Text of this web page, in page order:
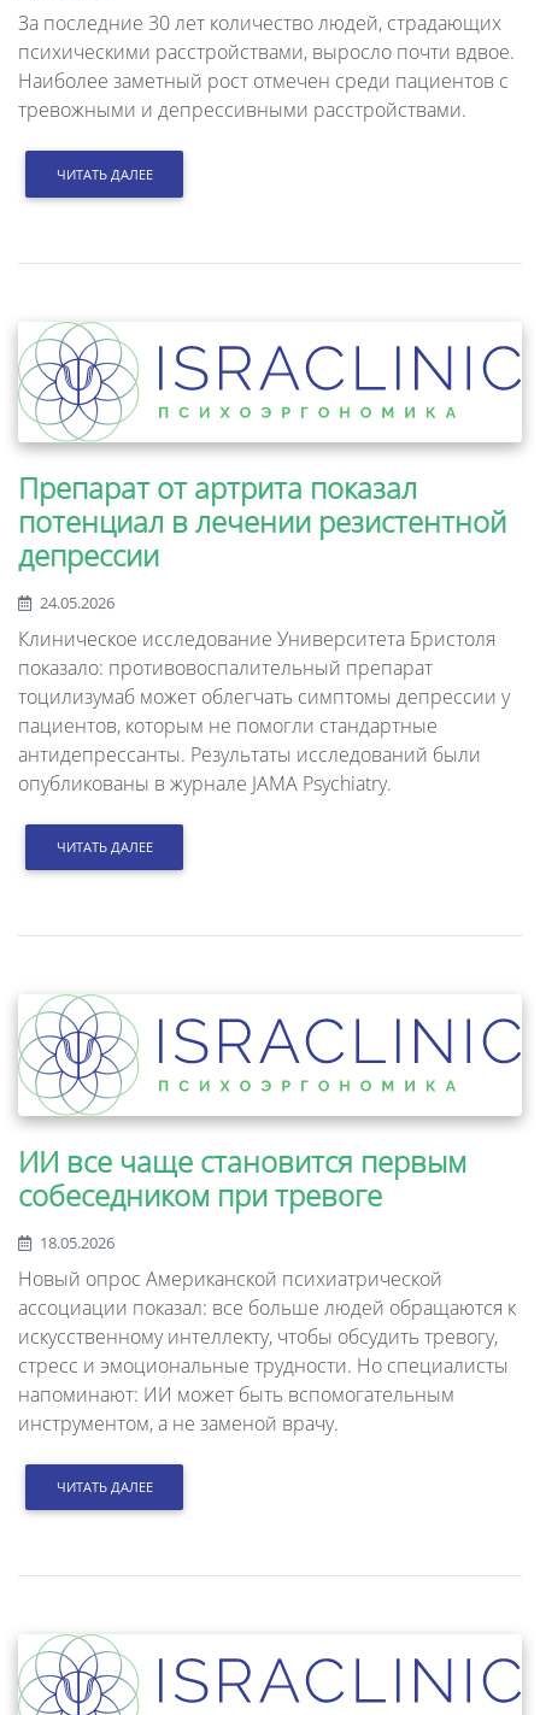
За последние 30 лет количество людей, страдающих
психическими расстройствами, выросло почти вдвое.
Наиболее заметный рост отмечен среди пациентов с
тревожными и депрессивными расстройствами.
ЧИТАТЬ ДАЛЕЕ
Препарат от артрита показал
потенциал в лечении резистентной
депрессии
24.05.2026
Клиническое исследование Университета Бристоля
показало: противовоспалительный препарат
тоцилизумаб может облегчать симптомы депрессии у
пациентов, которым не помогли стандартные
антидепрессанты. Результаты исследований были
опубликованы в журнале JAMA Psychiatry.
ЧИТАТЬ ДАЛЕЕ
ИИ все чаще становится первым
собеседником при тревоге
18.05.2026
Новый опрос Американской психиатрической
ассоциации показал: все больше людей обращаются к
искусственному интеллекту, чтобы обсудить тревогу,
стресс и эмоциональные трудности. Но специалисты
напоминают: ИИ может быть вспомогательным
инструментом, а не заменой врачу.
ЧИТАТЬ ДАЛЕЕ